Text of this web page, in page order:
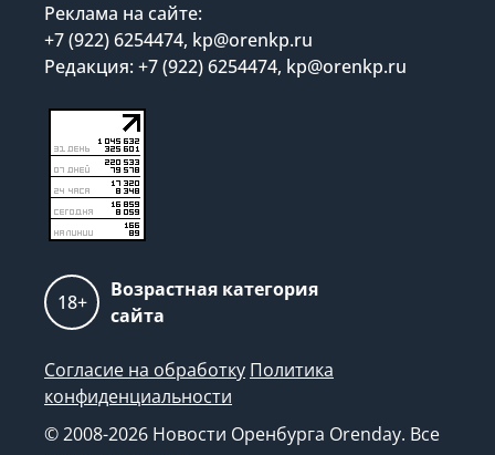
Реклама на сайте:
+7 (922) 6254474, kp@orenkp.ru
Редакция: +7 (922) 6254474, kp@orenkp.ru
18+
Возрастная категория
сайта
Согласие на обработку Политика
конфиденциальности
© 2008-2026 Новости Оренбурга Orenday. Все